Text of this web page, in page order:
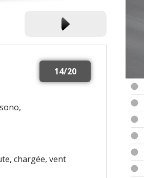
14/20
chargée, vent